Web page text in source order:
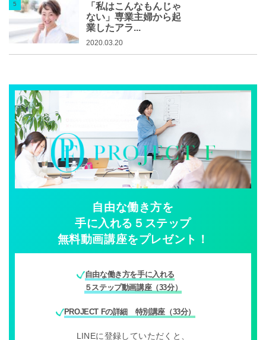
「私はこんなもんじゃ
ない」専業主婦から起
業したアラ...
2020.03.20
自由な働き方を
手に入れる５ステップ
無料動画講座をプレゼント！
自由な働き方を手に入れる
５ステップ動画講座（33分）
PROJECT Fの詳細 特別講座（33分）
LINEに登録していただくと、